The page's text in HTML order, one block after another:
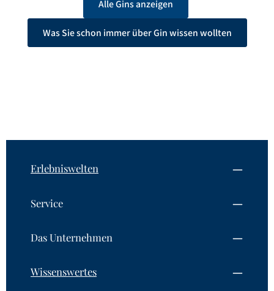
Alle Gins anzeigen
Was Sie schon immer über Gin wissen wollten
Erlebniswelten
Service
Das Unternehmen
Wissenswertes